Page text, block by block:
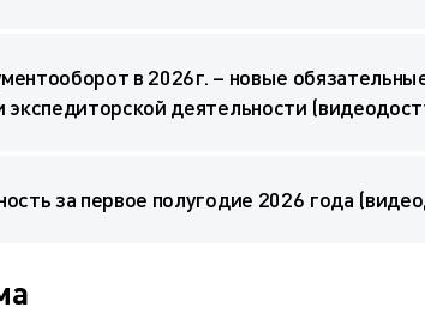
в 2026г. – новые
экспедиторской деятельности
за первое полугодие 2026 года